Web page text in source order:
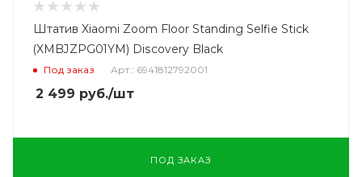
Штатив Xiaomi Zoom Floor Standing Selfie Stick
(XMBJZPG01YM) Discovery Black
Под заказ Арт.: 6941812792001
2 499 руб./шт
ПОД ЗАКАЗ